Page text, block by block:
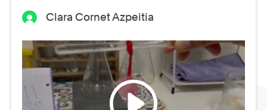
Clara Cornet Azpeitia